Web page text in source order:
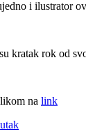
i ilustrator
kratak rok od
na link